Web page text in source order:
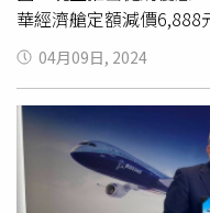
山」，飯店距離JR岡山
宇野港，再轉乘渡輪前
大亮點，旅客可在檜木
透過此次「SUPER
訂可享57折入住。「高
帶，周邊美食、購物與
提供）另外台灣已有航
日本本州最近的港埠之
時，紐西蘭航空也與
秘境，跟隨奇異鳥去冒
心理測驗小遊戲，即可
機票！AirAsia長程運輸
（中）來台參與台北－
旅客獲贈AirAsia小禮物
本航空領導品牌亞洲航
下長程運輸（AirAsia X
華經濟艙定額減價6,888
還可獨享額外哩程回饋
推出優惠票價，高雄-首
繩周三出發航班單程
日起推出「打卡全球，
每月16日也規劃會員日
2024年招募計畫，第一
工程師及修護員等專業
04月09日, 2024